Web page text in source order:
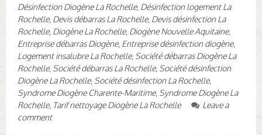
Désinfection Diogène La Rochelle, Désinfection logement La
Rochelle, Devis débarras La Rochelle, Devis désinfection La
Rochelle, Diogène La Rochelle, Diogène Nouvelle Aquitaine,
Entreprise débarras Diogène, Entreprise désinfection diogène,
Logement insalubre La Rochelle, Société débarras Diogène La
Rochelle, Société débarras La Rochelle, Société désinfection
Diogène La Rochelle, Société désinfection La Rochelle,
Syndrome Diogène Charente-Maritime, Syndrome Diogène La
Rochelle, Tarif nettoyage Diogène La Rochelle
Leave a
comment